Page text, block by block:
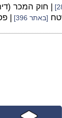
| חוק המכר
[באתר 396] |